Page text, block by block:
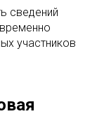
сведений
участников